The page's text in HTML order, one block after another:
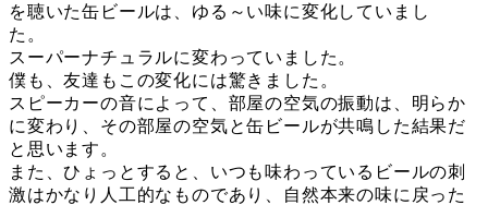
を聴いた缶ビールは、ゆる～い味に変化していまし
た。
スーパーナチュラルに変わっていました。
僕も、友達もこの変化には驚きました。
スピーカーの音によって、部屋の空気の振動は、明らか
に変わり、その部屋の空気と缶ビールが共鳴した結果だ
と思います。
また、ひょっとすると、いつも味わっているビールの刺
激はかなり人工的なものであり、自然本来の味に戻った